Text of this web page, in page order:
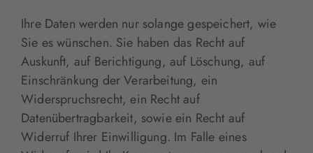
Ihre Daten werden nur solange gespeichert, wie
Sie es wünschen. Sie haben das Recht auf
Auskunft, auf Berichtigung, auf Löschung, auf
Einschränkung der Verarbeitung, ein
Widerspruchsrecht, ein Recht auf
Datenübertragbarkeit, sowie ein Recht auf
Widerruf Ihrer Einwilligung. Im Falle eines